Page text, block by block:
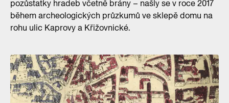
pozůstatky hradeb včetně brány – našly se v roce 2017
během archeologických průzkumů ve sklepě domu na
rohu ulic Kaprovy a Křižovnické.